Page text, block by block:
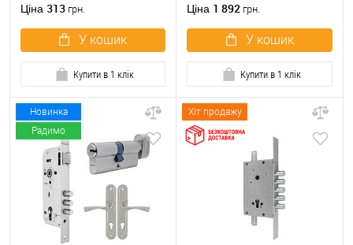
Ціна 313 грн.
У кошик
Купити в 1 клік
Ціна 1 892 грн.
У кошик
Купити в 1 клік
Новинка
Радимо
Хіт продажу